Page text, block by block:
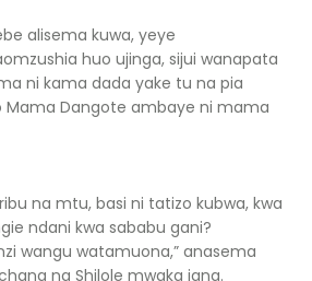
alisema kuwa, yeye
huo ujinga, sijui wanapata
ni kama dada yake tu na pia
Dangote ambaye ni mama
na mtu, basi ni tatizo kubwa, kwa
ndani kwa sababu gani?
wangu watamuona,” anasema
na Shilole mwaka jana.